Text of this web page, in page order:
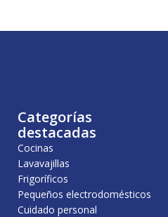
Categorías
destacadas
Cocinas
Lavavajillas
Frigoríficos
Pequeños electrodomésticos
Cuidado personal